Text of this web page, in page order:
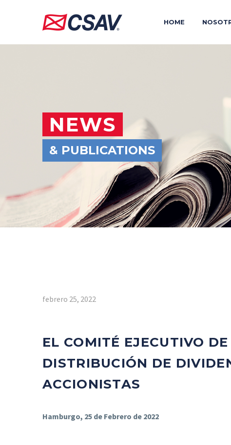
HOME
NEWS
& PUBLICATIONS
febrero 25, 2022
EL COMITÉ EJECUTIVO
DISTRIBUCIÓN DE
ACCIONISTAS
Hamburgo, 25 de Febrero de 2022